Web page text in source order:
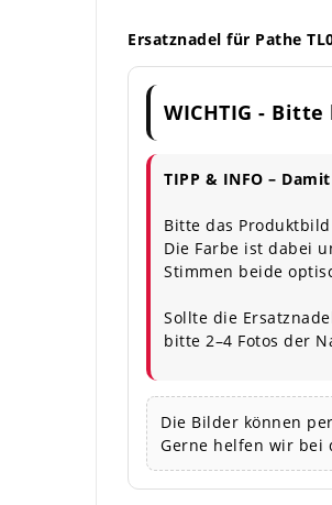
Ersatznadel für Pathe
WICHTIG -
TIPP & INFO –
Bitte das
Die Farbe ist dabei
Stimmen beide
Sollte die
bitte 2–4 Fotos der
Die Bilder können
Gerne helfen wir bei